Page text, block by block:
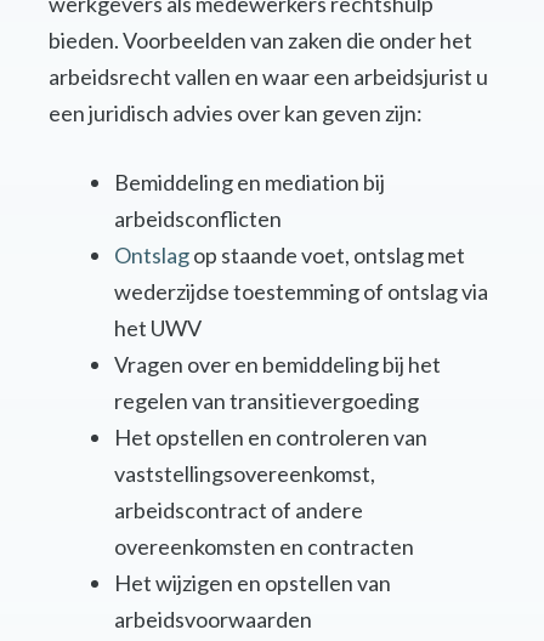
bieden. Voorbeelden van zaken die onder het
arbeidsrecht vallen en waar een arbeidsjurist u
een juridisch advies over kan geven zijn:
Bemiddeling en mediation bij
arbeidsconflicten
Ontslagop staande voet, ontslag met
wederzijdse toestemming of ontslag via
het UWV
Vragen over en bemiddeling bij het
regelen van transitievergoeding
Het opstellen en controleren van
vaststellingsovereenkomst,
arbeidscontract of andere
overeenkomsten en contracten
Het wijzigen en opstellen van
arbeidsvoorwaarden